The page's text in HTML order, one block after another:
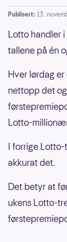
Publisert: 13.
Lotto handler
tallene på én
Hver lørdag
nettopp det
Lotto-
I forrige
akkurat det.
Det betyr at
ukens Lotto-